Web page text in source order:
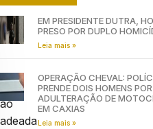
EM PRESIDENTE DUTRA,
PRESO POR DUPLO
Leia mais »
OPERAÇÃO CHEVAL:
PRENDE DOIS HOMENS
ADULTERAÇÃO DE
EM CAXIAS
Leia mais »